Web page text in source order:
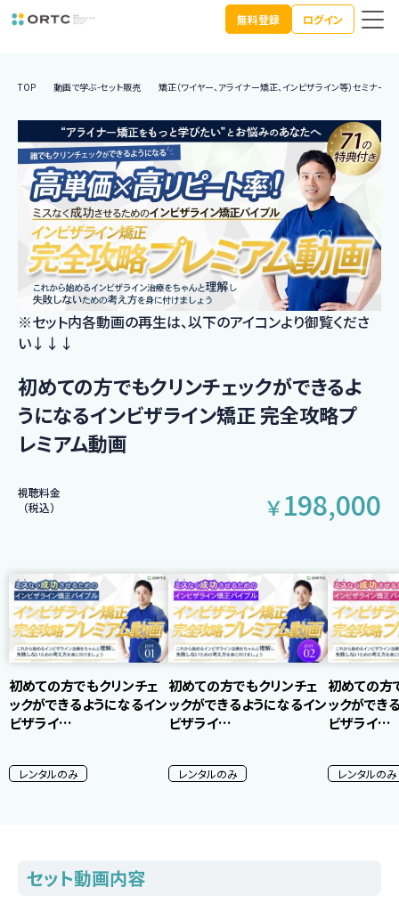
無料登録 ログイン
TOP 動画で学ぶ-セット販売 矯正（ワイヤー、アライナー矯正、インビザライン等）セミナー
初めての方でもクリンチェックができるよ
うになるインビザライン矯正 完全攻略プ
レミアム動画
視聴料金
（税込）
￥198,000
※セット内各動画の再生は、以下のアイコンより御覧くださ
い↓↓↓
初めての方でもクリンチェ
ックができるようになるイン
ビザライ…
レンタルのみ
初めての方でもクリンチェ
ックができるようになるイン
ビザライ…
レンタルのみ
初めての方
ックができ
ビザライ…
レンタルのみ
セット動画内容